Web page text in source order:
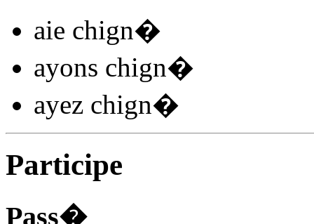
aie chign�
ayons chign�
ayez chign�
Participe
Pass�